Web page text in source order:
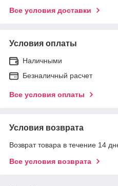
Все условия доставки
Условия оплаты
Наличными
Безналичный расчет
Все условия оплаты
Условия возврата
Возврат товара в течение 14
Все условия возврата